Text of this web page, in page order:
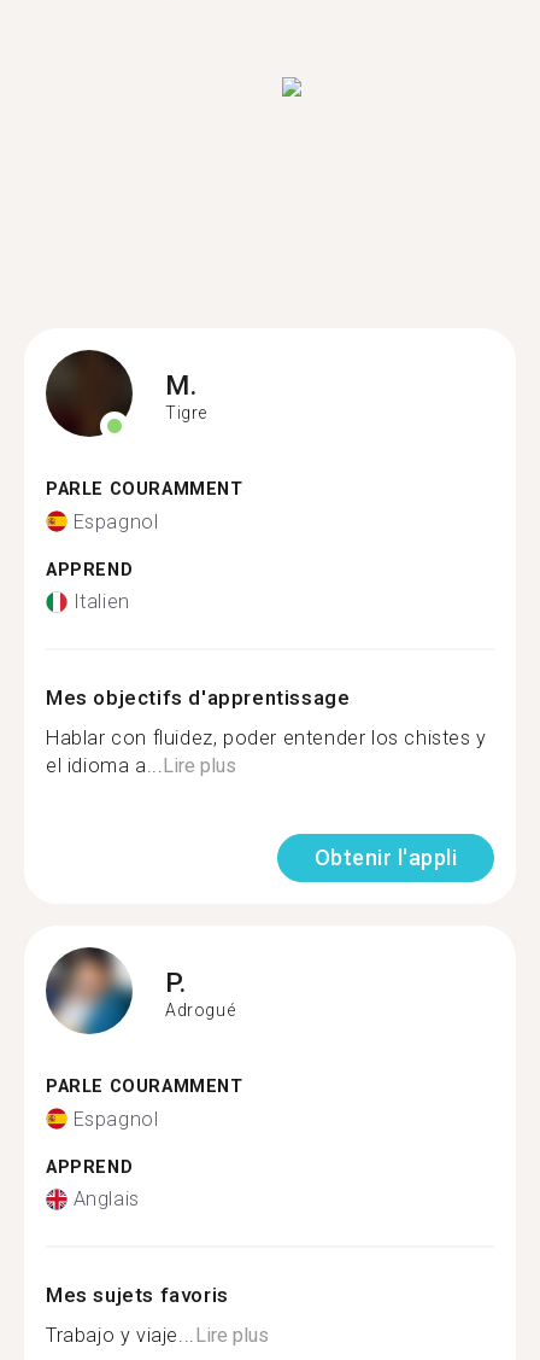
M.
Tigre
PARLE COURAMMENT
Espagnol
APPREND
Italien
Mes objectifs d'apprentissage
Hablar con fluidez, poder entender los chistes y
el idioma a...Lire plus
Obtenir l'appli
P.
Adrogué
PARLE COURAMMENT
Espagnol
APPREND
Anglais
Mes sujets favoris
Trabajo y viaje...Lire plus